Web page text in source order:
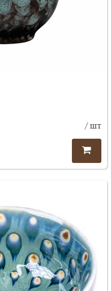
/ шт